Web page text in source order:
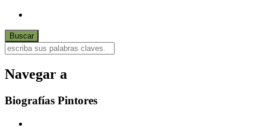
Navegar a
Biografías Pintores